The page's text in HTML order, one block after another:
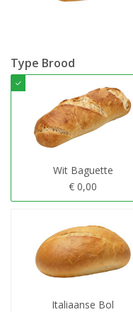
Type Brood
Wit Baguette
€ 0,00
Italiaanse Bol